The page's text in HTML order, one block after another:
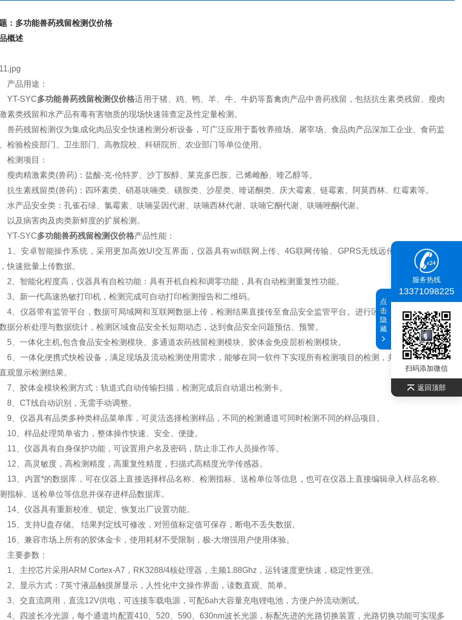
：多功能兽药残留检测仪价格
概述
品用途：
SYC多功能兽药残留检测仪价格适用于猪、鸡、鸭、羊、牛、牛奶等畜禽肉产品中兽药残留，包括抗生素类残留、瘦肉
素类残留和水产品有毒有害物质的现场快速筛查定及性定量检测。
药残留检测仪为集成化肉品安全快速检测分析设备，可广泛应用于畜牧养殖场、屠宰场、食品肉产品深加工企业、食药监
检验检疫部门、卫生部门、高教院校、科研院所、农业部门等单位使用。
测项目：
肉精激素类(兽药)：盐酸-克-伦特罗、沙丁胺醇、莱克多巴胺、己烯雌酚、喹乙醇等。
生素残留类(兽药)：四环素类、硝基呋喃类、磺胺类、沙星类、喹诺酮类、庆大霉素、链霉素、阿莫西林、红霉素等。
产品安全类：孔雀石绿、氯霉素、呋喃妥因代谢、呋喃西林代谢、呋喃它酮代谢、呋喃唑酮代谢。
及病害肉及肉类新鲜度的扩展检测。
SYC多功能兽药残留检测仪价格产品性能：
安卓智能操作系统，采用更加高效UI交互界面，仪器具有wifi联网上传、4G联网传输、GPRS无线远传、网线连接功
快速批量上传数据。
智能化程度高，仪器具有自检功能：具有开机自检和调零功能，具有自动检测重复性功能。
新一代高速热敏打印机，检测完成可自动打印检测报告和二维码。
仪器带有监管平台，数据可局域网和互联网数据上传，检测结果直接传至食品安全监管平台。进行区域食品安全监管及
据分析处理与数据统计，检测区域食品安全长短期动态，达到食品安全问题预估、预警。
一体化主机,包含食品安全检测模块、多通道农药残留检测模块、胶体金免疫层析检测模块。
一体化便携式快检设备，满足现场及流动检测使用需求，能够在同一软件下实现所有检测项目的检测，并可通过同一窗
观显示检测结果。
胶体金模块检测方式：轨道式自动传输扫描，检测完成后自动退出检测卡。
CT线自动识别，无需手动调整。
仪器具有品类多种类样品菜单库，可灵活选择检测样品，不同的检测通道可同时检测不同的样品项目。
、样品处理简单省力，整体操作快速、安全、便捷。
、仪器具有自身保护功能，可设置用户名及密码，防止非工作人员操作等。
、高灵敏度，高检测精度，高重复性精度，扫描式高精度光学传感器。
、内置*的数据库，可在仪器上直接选择样品名称、检测指标、送检单位等信息，也可在仪器上直接编辑录入样品名称、
指标、送检单位等信息并保存进样品数据库。
、仪器具有重新校准、锁定、恢复出厂设置功能。
、支持U盘存储。 结果判定线可修改，对照值标定值可保存，断电不丢失数据。
、兼容市场上所有的胶体金卡，使用耗材不受限制，极-大增强用户使用体验。
要参数：
主控芯片采用ARM Cortex-A7，RK3288/4核处理器，主频1.88Ghz，运转速度更快速，稳定性更强。
显示方式：7英寸液晶触摸屏显示，人性化中文操作界面，读数直观、简单。
交直流两用，直流12V供电，可连接车载电源，可配6ah大容量充电锂电池，方便户外流动测试。
四波长冷光源，每个通道均配置410、520、590、630nm波长光源，标配先进的光路切换装置，光路切换功能可实现多
服务热线
13371098225
扫码添加微信
返回顶部
点
击
隐
藏